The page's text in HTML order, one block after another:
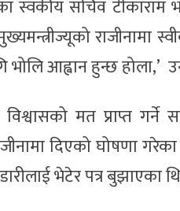
स्वकीय सचिव
राजीनामा
आह्वान हुन्छ होला,’
मत प्राप्त
दिएको घोषणा
भेटेर पत्र बुझाएका